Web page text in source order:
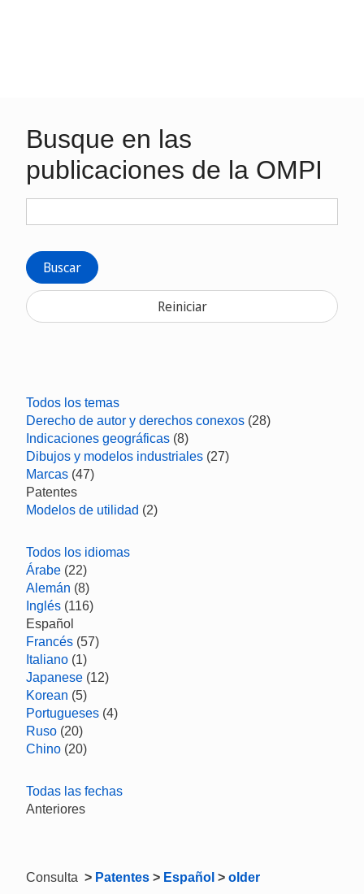
Busque en las
publicaciones de la OMPI
Buscar
Reiniciar
Todos los temas
Derecho de autor y derechos conexos (28)
Indicaciones geográficas (8)
Dibujos y modelos industriales (27)
Marcas (47)
Patentes
Modelos de utilidad (2)
Todos los idiomas
Árabe (22)
Alemán (8)
Inglés (116)
Español
Francés (57)
Italiano (1)
Japanese (12)
Korean (5)
Portugueses (4)
Ruso (20)
Chino (20)
Todas las fechas
Anteriores
Consulta > Patentes > Español > older